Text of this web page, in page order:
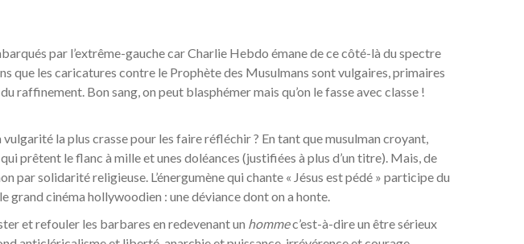
par l’extrême-gauche car Charlie Hebdo émane de ce côté-là du spectre
que les caricatures contre le Prophète des Musulmans sont vulgaires, primaires
raffinement. Bon sang, on peut blasphémer mais qu’on le fasse avec classe !
la plus crasse pour les faire réfléchir ? En tant que musulman croyant,
prêtent le flanc à mille et unes doléances (justifiées à plus d’un titre). Mais, de
par solidarité religieuse. L’énergumène qui chante « Jésus est pédé » participe du
grand cinéma hollywoodien : une déviance dont on a honte.
et refouler les barbares en redevenant un hommec’est-à-dire un être sérieux